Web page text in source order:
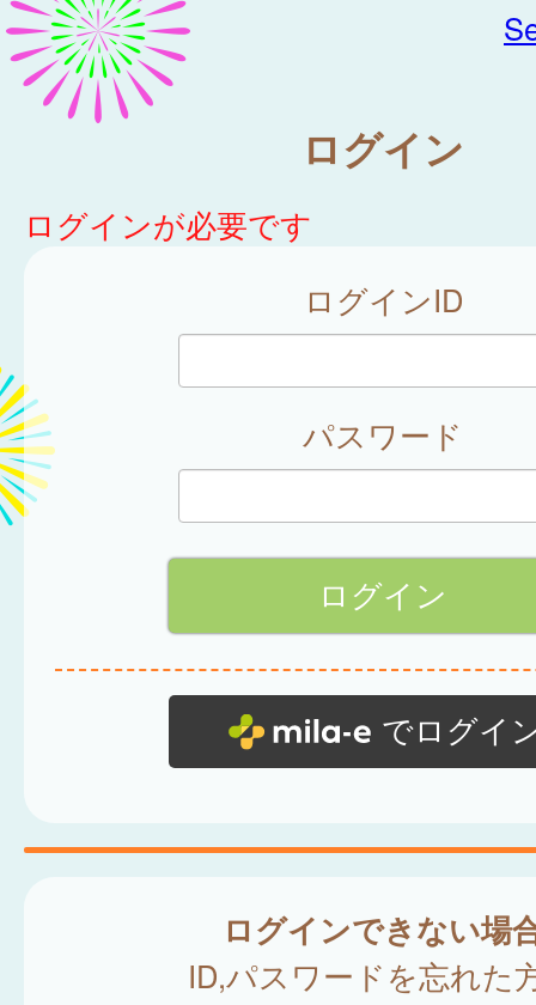
ログイン
ログインが必要です
ログインID
パスワード
でログイ
ログインできない場
ID,パスワードを忘れた